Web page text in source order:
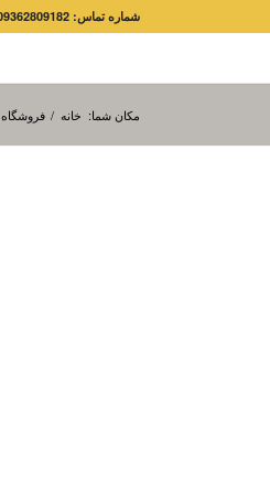
شماره تماس: 09362809182 - 36527194-9826+
مکان شما: خانه / فروشگاه